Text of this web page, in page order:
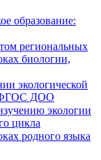
образование:
региональных
биологии,
экологической
ФГОС ДОО
экологии
цикла
родного языка